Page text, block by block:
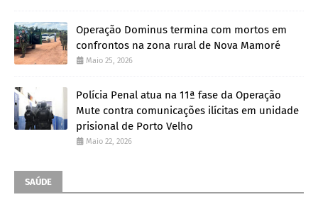
Operação Dominus termina com mortos em
confrontos na zona rural de Nova Mamoré
Maio 25, 2026
Polícia Penal atua na 11ª fase da Operação
Mute contra comunicações ilícitas em unidade
prisional de Porto Velho
Maio 22, 2026
SAÚDE